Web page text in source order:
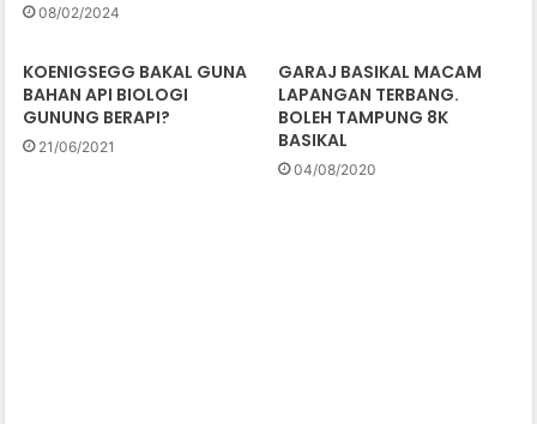
08/02/2024
KOENIGSEGG BAKAL GUNA
BAHAN API BIOLOGI
GUNUNG BERAPI?
21/06/2021
GARAJ BASIKAL MACAM
LAPANGAN TERBANG.
BOLEH TAMPUNG 8K
BASIKAL
04/08/2020